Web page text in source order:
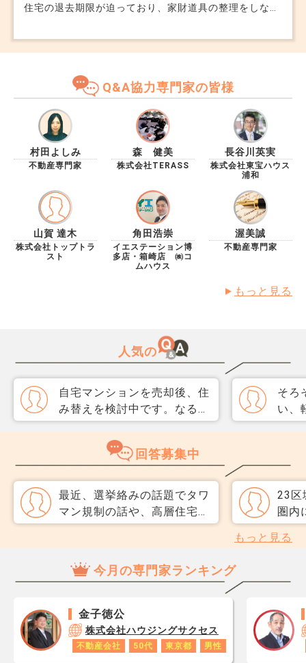
住宅の退去期限が迫っており、家財道具の整理をしなけ
部屋の片付けも問題になるのでしょうか。 大家からは
か困っています
Q&A協力専門家の皆様
村田よしみ
不動産専門家
森 健美
株式会社TERASS
長谷川英実
株式会社東宝ハウス
浦和
山賀 達木
株式会社トップトラ
スト
角田浩崇
イエステーション博
多店・箱崎店 ㈱コ
ムハウス
渥美誠
不動産専門家
もっと見る
人気の
自宅マンションを売却後、住
み替えを検討中です。なるべ
く3か月以内に売却をしたい
のですが、一般媒介と専任媒
介で迷っています。 窓口は
だと思うのですが、友人には
専任をおすすめされました。
それぞれメリットデメリット
そろ
い、
取り
直、
のか
だ、
スコ
が1
です
あり
ロ
回答募集中
最近、選挙絡みの話題でタワ
マン規制の話や、高層住宅へ
の課税強化を目にすることが
中央区のタワーマンションを
所有しています。 単なる選
長期的に影響する政策なの
か、専門家の皆様はどうお考
えでしょうか。
23区
圏内
マン
入契
ける
しを
考え
もっと見る
今月の専門家ランキング
金子徳公
株式会社ハウジングサクセス
不動産会社 50代 東京都 男性